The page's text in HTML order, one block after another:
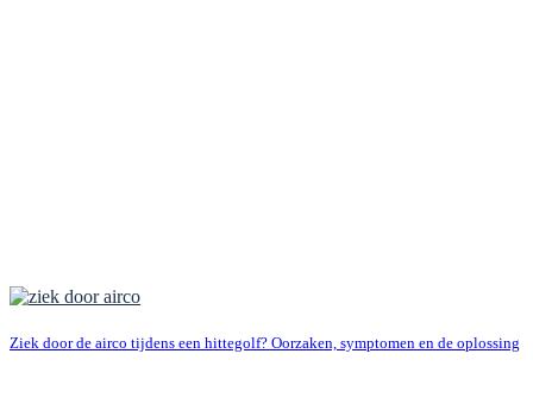
Ziek door de airco tijdens een hittegolf? Oorzaken, symptomen en de oplossing